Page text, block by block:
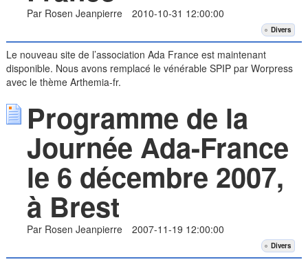
Par Rosen Jeanpierre 2010-10-31 12:00:00
Divers
Le nouveau site de l’association Ada France est maintenant
disponible. Nous avons remplacé le vénérable SPIP par Worpress
avec le thème Arthemia-fr.
Programme de la
Journée Ada-France
le 6 décembre 2007,
à Brest
Par Rosen Jeanpierre 2007-11-19 12:00:00
Divers